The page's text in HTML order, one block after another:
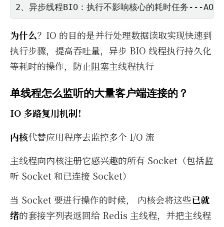
2、异步线程BIO：执行不影响核心的耗时任务---AOP
为什么？IO 的目的是并行处理数据读取实现快速到
执行步骤，提高吞吐量，异步 BIO 线程执行持久化
等耗时的操作，防止阻塞主线程执行
单线程怎么监听的大量客户端连接的？
IO 多路复用机制！
内核代替应用程序去监控多个 I/​O 流
主线程向内核注册它感兴趣的所有 Socket（包括监
听 Socket 和已连接 Socket）
当 Socket 要进行操作的时候， 内核会将这些已就
绪的套接字列表返回给 Re­dis 主线程，并把主线程